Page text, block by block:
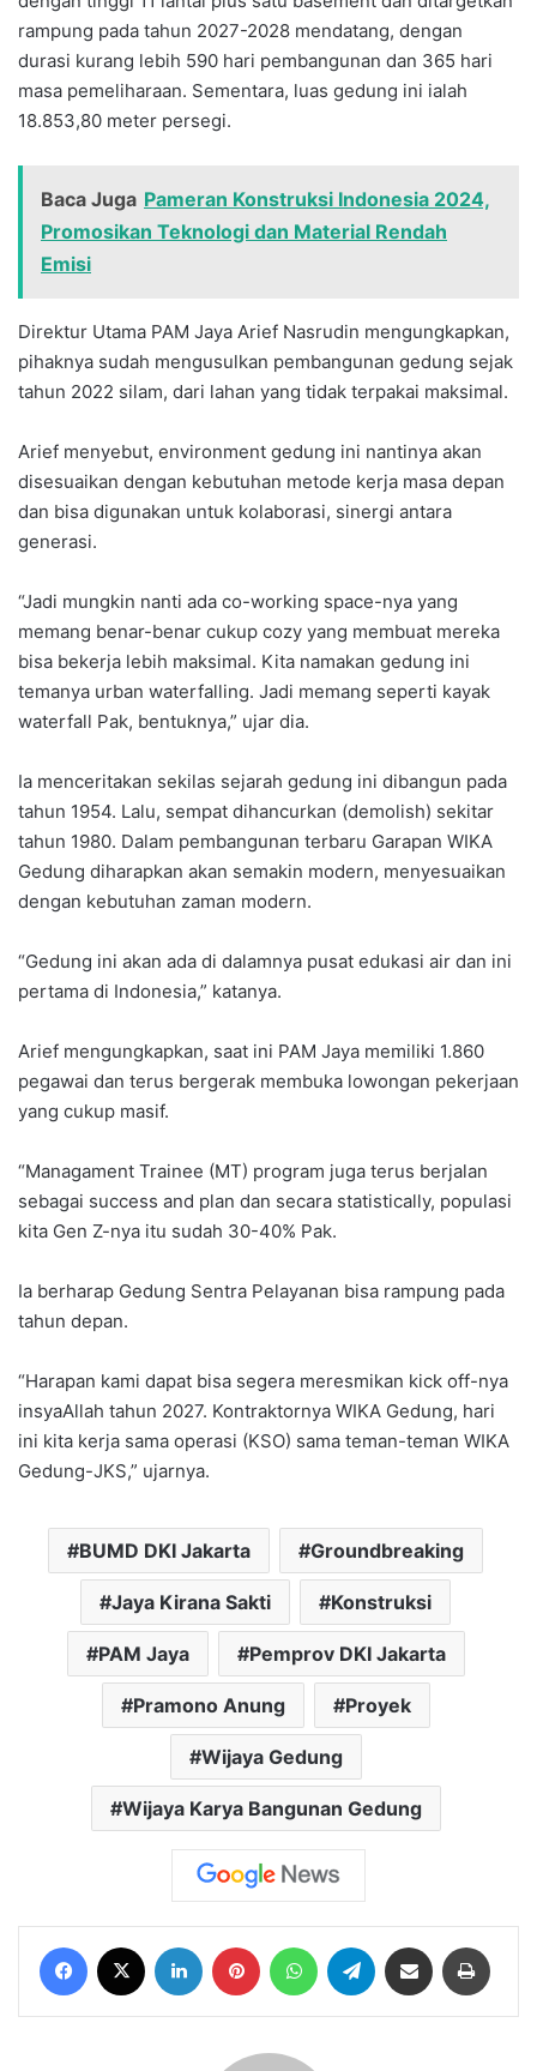
rampung pada tahun 2027-2028 mendatang, dengan
durasi kurang lebih 590 hari pembangunan dan 365 hari
masa pemeliharaan. Sementara, luas gedung ini ialah
18.853,80 meter persegi.
Baca Juga Pameran Konstruksi Indonesia 2024,
Promosikan Teknologi dan Material Rendah
Emisi
Direktur Utama PAM Jaya Arief Nasrudin mengungkapkan,
pihaknya sudah mengusulkan pembangunan gedung sejak
tahun 2022 silam, dari lahan yang tidak terpakai maksimal.
Arief menyebut, environment gedung ini nantinya akan
disesuaikan dengan kebutuhan metode kerja masa depan
dan bisa digunakan untuk kolaborasi, sinergi antara
generasi.
“Jadi mungkin nanti ada co-working space-nya yang
memang benar-benar cukup cozy yang membuat mereka
bisa bekerja lebih maksimal. Kita namakan gedung ini
temanya urban waterfalling. Jadi memang seperti kayak
waterfall Pak, bentuknya,” ujar dia.
Ia menceritakan sekilas sejarah gedung ini dibangun pada
tahun 1954. Lalu, sempat dihancurkan (demolish) sekitar
tahun 1980. Dalam pembangunan terbaru Garapan WIKA
Gedung diharapkan akan semakin modern, menyesuaikan
dengan kebutuhan zaman modern.
“Gedung ini akan ada di dalamnya pusat edukasi air dan ini
pertama di Indonesia,” katanya.
Arief mengungkapkan, saat ini PAM Jaya memiliki 1.860
pegawai dan terus bergerak membuka lowongan pekerjaan
yang cukup masif.
“Managament Trainee (MT) program juga terus berjalan
sebagai success and plan dan secara statistically, populasi
kita Gen Z-nya itu sudah 30-40% Pak.
Ia berharap Gedung Sentra Pelayanan bisa rampung pada
tahun depan.
“Harapan kami dapat bisa segera meresmikan kick off-nya
insyaAllah tahun 2027. Kontraktornya WIKA Gedung, hari
ini kita kerja sama operasi (KSO) sama teman-teman WIKA
Gedung-JKS,” ujarnya.
BUMD DKI Jakarta Groundbreaking
Jaya Kirana Sakti Konstruksi
PAM Jaya Pemprov DKI Jakarta
Pramono Anung Proyek
Wijaya Gedung
Wijaya Karya Bangunan Gedung
Facebook LinkedIn Pinterest WhatsAppTelegram Share via Email